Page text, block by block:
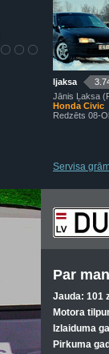
ljaksa
Jānis Ļaksa
Honda Civic
Redzēts 08-
Servisa
Par
Jauda: 101
Motora
Izlaiduma
Pirkuma